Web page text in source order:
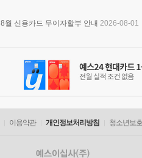
8월 신용카드 무이자할부 안내 2026-08-01
이용약관 개인정보처리방침 청소년보